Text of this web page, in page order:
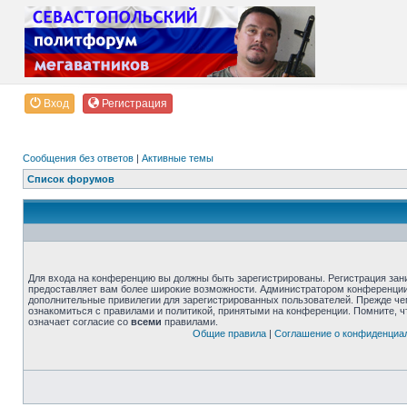
Вход Регистрация
Сообщения без ответов | Активные темы
Список форумов
Для входа на конференцию вы должны быть зарегистрированы. Регистрация
предоставляет вам более широкие возможности. Администратором
дополнительные привилегии для зарегистрированных пользователей. Прежде
ознакомиться с правилами и политикой, принятыми на конференции. Помните,
означает согласие со всеми правилами.
Общие правила| Соглашение о